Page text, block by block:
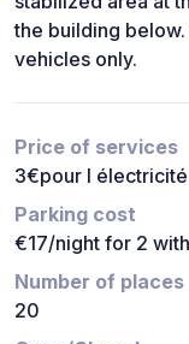
the building
vehicles only.
Price of services
3€pour l électricité
Parking cost
€17/night for 2
Number of places
20